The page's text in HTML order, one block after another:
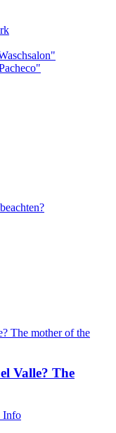
Valle? The
Info